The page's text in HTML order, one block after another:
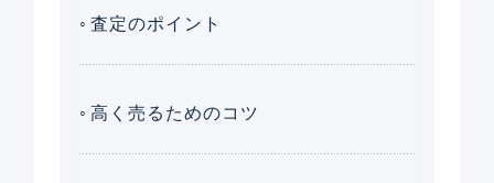
査定のポイント
高く売るためのコツ